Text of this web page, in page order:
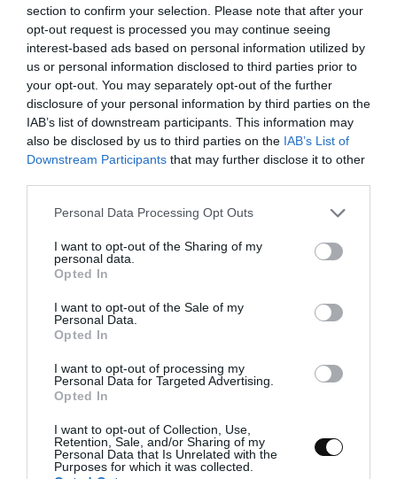
section to confirm your selection. Please note that after your
opt-out request is processed you may continue seeing
interest-based ads based on personal information utilized by
us or personal information disclosed to third parties prior to
your opt-out. You may separately opt-out of the further
disclosure of your personal information by third parties on the
IAB’s list of downstream participants. This information may
also be disclosed by us to third parties on the IAB’s List of
Downstream Participants that may further disclose it to other
Please note that this website/app uses one or more Google
not limited to your visit or usage behaviour. You may click to
grant or deny consent to Google and its third-party tags to
use your data for below specified purposes in below Google
consent section.
Personal Data Processing Opt Outs
I want to opt-out of the Sharing of my
personal data.
Opted In
I want to opt-out of the Sale of my
Personal Data.
Opted In
I want to opt-out of processing my
Personal Data for Targeted Advertising.
Opted In
I want to opt-out of Collection, Use,
Retention, Sale, and/or Sharing of my
Personal Data that Is Unrelated with the
Purposes for which it was collected.
Elaboración
Escaldamos los tomates.
Llenamos una olla grande con agua, colocamos
a calor medio y dejamos hasta que llegue a
ebullición.
Mientras, hacemos un corte de cruz en la base
de cada tomate.
Una vez que el agua llegue a hervir,
introducimos los tomates con mucho cuidado
y escaldamos durante 1 minuto.
Sacamos del agua y dejamos templar hasta
que podamos manipularlos sin quemarnos.
Retiramos la piel, troceamos y reservamos.